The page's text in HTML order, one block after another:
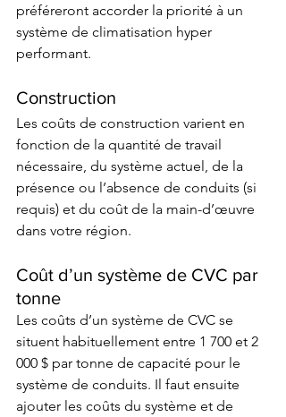
préféreront accorder la priorité à un
système de climatisation hyper
performant.
Construction
Les coûts de construction varient en
fonction de la quantité de travail
nécessaire, du système actuel, de la
présence ou l’absence de conduits (si
requis) et du coût de la main-d’œuvre
dans votre région.
Coût d’un système de CVC par
tonne
Les coûts d’un système de CVC se
situent habituellement entre 1 700 et 2
000 $ par tonne de capacité pour le
système de conduits. Il faut ensuite
ajouter les coûts du système et de